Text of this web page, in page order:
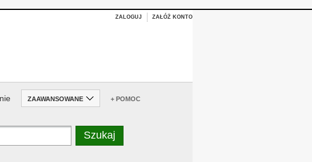
ZALOGUJ ZAŁÓŻ KONTO
ZAAWANSOWANE + POMOC